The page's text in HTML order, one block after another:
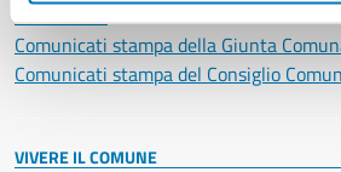
Comunicati
Comunicati stampa della Giunta
Comunicati stampa del Consiglio
VIVERE IL COMUNE